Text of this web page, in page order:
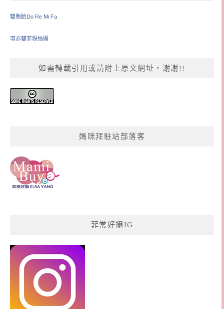
雙胞胎Do Re Mi Fa
羽亦雙菲粉絲團
如需轉載引用或請附上原文網址，謝謝!!
媽咪拜駐站部落客
菲常好攝IG